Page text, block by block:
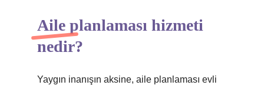
Aile planlaması hizmeti
nedir?
Yaygın inanışın aksine, aile planlaması evli